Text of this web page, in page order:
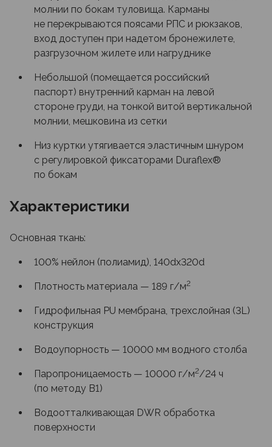
молнии по бокам туловища. Карманы
не перекрываются поясами РПС и рюкзаков,
вход доступен при надетом бронежилете,
разгрузочном жилете или нагруднике
Небольшой (помещается российский
паспорт) внутренний карман на левой
стороне груди, на тонкой витой вертикальной
молнии, мешковина из сетки
Низ куртки утягивается эластичным шнуром
с регулировкой фиксаторами Duraflex®
по бокам
Характеристики
Основная ткань:
100% нейлон (полиамид), 140dx320d
Плотность материала — 189 г/м2
Гидрофильная PU мембрана, трехслойная (3L)
конструкция
Водоупорность — 10000 мм водного столба
Паропроницаемость — 10000 г/м2/24 ч
(по методу B1)
Водоотталкивающая DWR обработка
поверхности